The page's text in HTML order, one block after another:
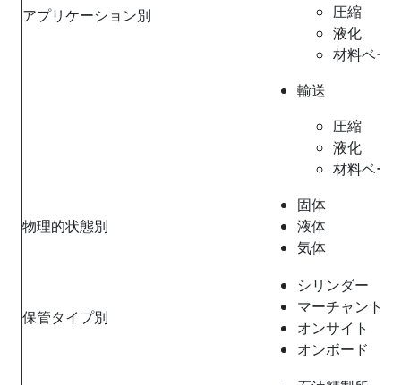
アプリケーション別
圧縮
液化
材料ベー
輸送
圧縮
液化
材料ベー
物理的状態別
固体
液体
気体
保管タイプ別
シリンダー
マーチャント/
オンサイト
オンボード